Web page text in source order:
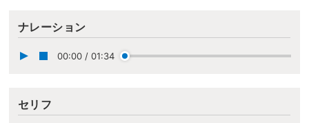
ナレーション
00:00 / 01:34
セリフ